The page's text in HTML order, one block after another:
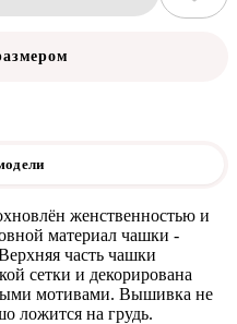
женственностью и
материал чашки -
часть чашки
сетки и декорирована
мотивами. Вышивка не
ложится на грудь.